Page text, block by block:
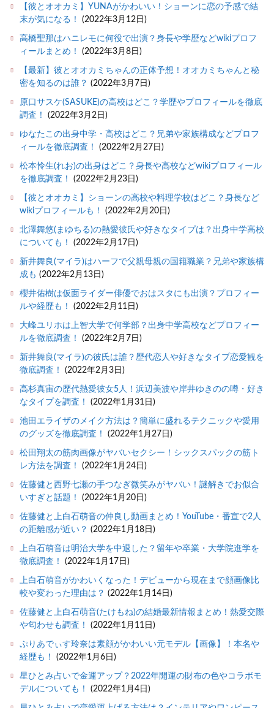
【彼とオオカミ】YUNAがかわいい！ショーンに恋の予感で結
末が気になる！
(2022年3月12日)
高橋聖那はハニレモに何役で出演？身長や学歴などwikiプロフ
ィールまとめ！
(2022年3月8日)
【最新】彼とオオカミちゃんの正体予想！オオカミちゃんと秘
密を知るのは誰？ (2022年3月7日)
原口サスケ(SASUKE)の高校はどこ？学歴やプロフィールを徹底
調査！
(2022年3月2日)
ゆなたこの出身中学・高校はどこ？兄弟や家族構成などプロフ
ィールを徹底調査！
(2022年2月27日)
松本怜生(れお)の出身はどこ？身長や高校などwikiプロフィール
を徹底調査！
(2022年2月23日)
【彼とオオカミ】ショーンの高校や料理学校はどこ？身長など
wikiプロフィールも！
(2022年2月20日)
北澤舞悠(まゆちる)の熱愛彼氏や好きなタイプは？出身中学高校
についても！
(2022年2月17日)
新井舞良(マイラ)はハーフで父親母親の国籍職業？兄弟や家族構
成も (2022年2月13日)
櫻井佑樹は仮面ライダー俳優でおはスタにも出演？プロフィー
ルや経歴も！
(2022年2月11日)
大峰ユリホは上智大学で何学部？出身中学高校などプロフィー
ルを徹底調査！
(2022年2月7日)
新井舞良(マイラ)の彼氏は誰？歴代恋人や好きなタイプ恋愛観を
徹底調査！
(2022年2月3日)
高杉真宙の歴代熱愛彼女5人！浜辺美波や岸井ゆきのの噂・好き
なタイプを調査！
(2022年1月31日)
池田エライザのメイク方法は？簡単に盛れるテクニックや愛用
のグッズを徹底調査！
(2022年1月27日)
松田翔太の筋肉画像がヤバいセクシー！シックスパックの筋ト
レ方法を調査！
(2022年1月24日)
佐藤健と西野七瀬の手つなぎ微笑みがヤバい！謎解きでお似合
いすぎと話題！
(2022年1月20日)
佐藤健と上白石萌音の仲良し動画まとめ！YouTube・番宣で2人
の距離感が近い？ (2022年1月18日)
上白石萌音は明治大学を中退した？留年や卒業・大学院進学を
徹底調査！
(2022年1月17日)
上白石萌音がかわいくなった！デビューから現在まで顔画像比
較や変わった理由は？ (2022年1月14日)
佐藤健と上白石萌音(たけもね)の結婚最新情報まとめ！熱愛交際
や匂わせも調査！
(2022年1月11日)
ぷりあでぃす玲奈は素顔がかわいい元モデル【画像】！本名や
経歴も！
(2022年1月6日)
星ひとみ占いで金運アップ？2022年開運の財布の色やコラボモ
デルについても！
(2022年1月4日)